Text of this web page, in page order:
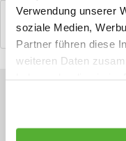
Verwendung unserer
soziale Medien,
Partner führen diese
weiteren Daten
Bewertungen
0
Bewertungen lesen,
Sie haben